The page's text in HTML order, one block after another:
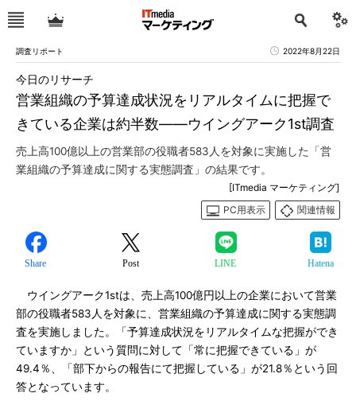
調査リポート 2022年8月22日
営業組織の予算達成状況をリアルタイムに把握で
きている企業は約半数――ウイングアーク1st調査
今日のリサーチ
売上高100億以上の営業部の役職者583人を対象に実施した「営
業組織の予算達成に関する実態調査」の結果です。
[ITmedia マーケティング]
PC用表示
関連情報
Share Post LINE Hatena
ウイングアーク1stは、売上高100億円以上の企業において営業
部の役職者583人を対象に、営業組織の予算達成に関する実態調
査を実施しました。「予算達成状況をリアルタイムな把握ができ
ていますか」という質問に対して「常に把握できている」が
49.4％、「部下からの報告にて把握している」が21.8％という回
答となっています。